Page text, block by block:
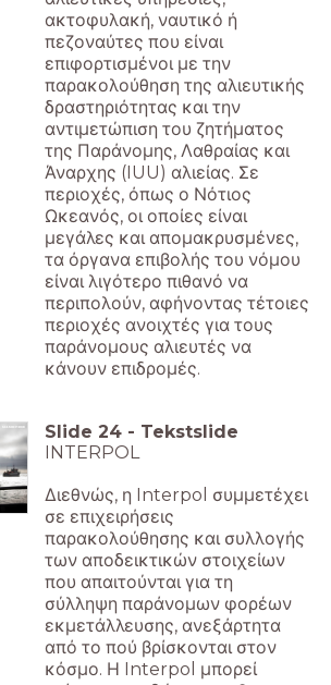
ακτοφυλακή, ναυτικό ή
πεζοναύτες που είναι
επιφορτισμένοι με την
παρακολούθηση της αλιευτικής
δραστηριότητας και την
αντιμετώπιση του ζητήματος
της Παράνομης, Λαθραίας και
Άναρχης (IUU) αλιείας. Σε
περιοχές, όπως ο Νότιος
Ωκεανός, οι οποίες είναι
μεγάλες και απομακρυσμένες,
τα όργανα επιβολής του νόμου
είναι λιγότερο πιθανό να
περιπολούν, αφήνοντας τέτοιες
περιοχές ανοιχτές για τους
παράνομους αλιευτές να
κάνουν επιδρομές.
Slide 24 - Tekstslide
INTERPOL
Διεθνώς, η Interpol συμμετέχει
σε επιχειρήσεις
παρακολούθησης και συλλογής
των αποδεικτικών στοιχείων
που απαιτούνται για τη
σύλληψη παράνομων φορέων
εκμετάλλευσης, ανεξάρτητα
από το πού βρίσκονται στον
κόσμο. Η Interpol μπορεί